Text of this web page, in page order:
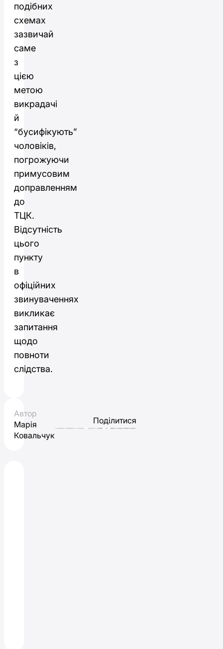
подібних
схемах
зазвичай
саме
з
цією
метою
викрадачі
й
“бусифікують”
чоловіків,
погрожуючи
примусовим
доправленням
до
ТЦК.
Відсутність
цього
пункту
в
офіційних
звинуваченнях
викликає
запитання
щодо
повноти
слідства.
Автор
Марія
Ковальчук
Поділитися